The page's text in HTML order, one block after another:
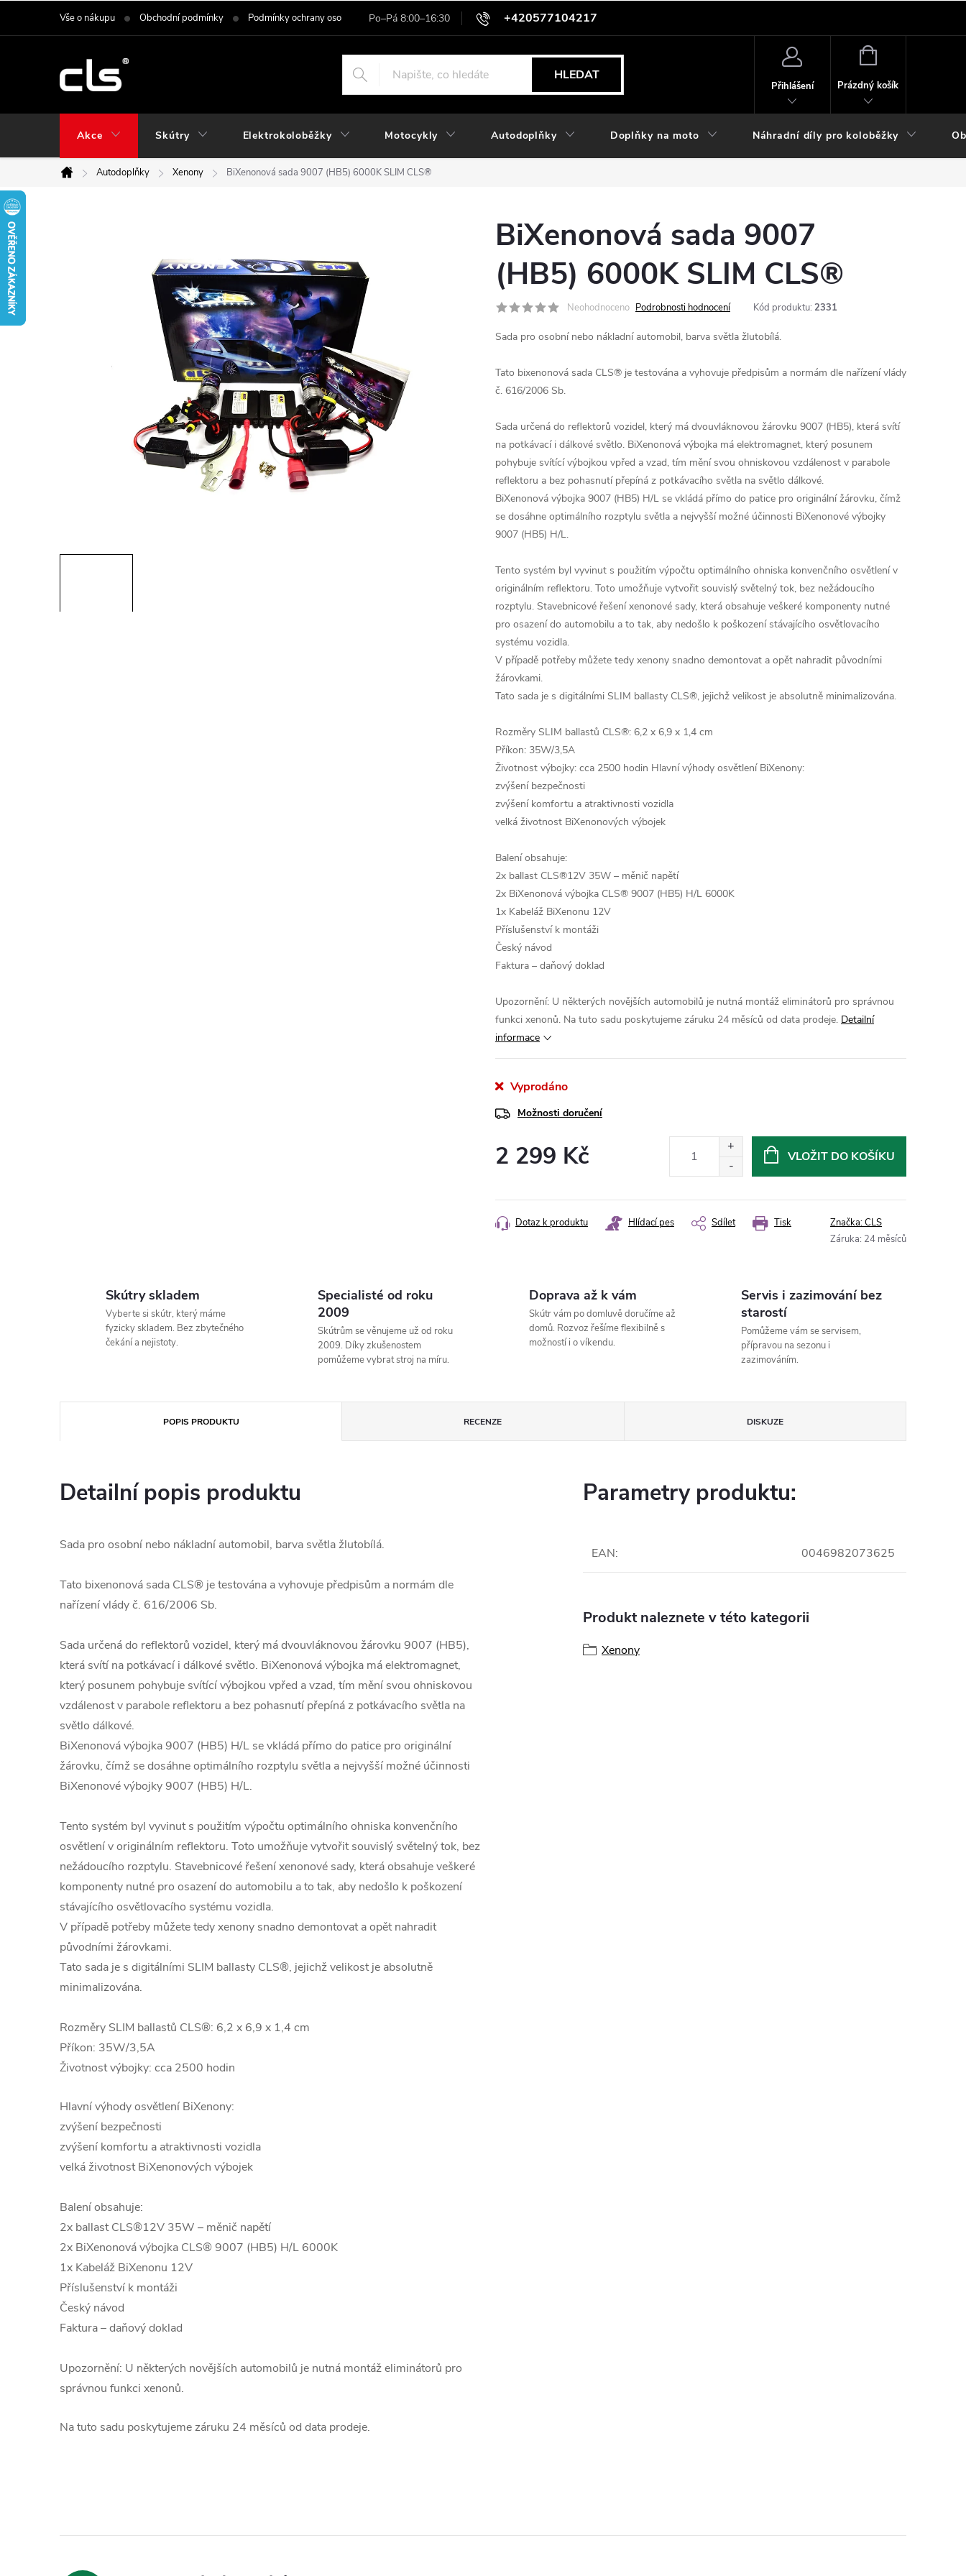
+420577104217
Vše o nákupu Obchodní podmínky Podmínky ochrany osobních údajů
HLEDAT
Přihlášení
NÁKUPNÍ
Prázdný košík
Akce Skútry Elektrokoloběžky Motocykly Autodoplňky Doplňky na moto Náhradní díly pro koloběžky
Domů
Autodoplňky Xenony BiXenonová sada 9007 (HB5) 6000K SLIM CLS®
BiXenonová sada 9007
(HB5) 6000K SLIM CLS®
Neohodnoceno Podrobnosti hodnocení Kód produktu: 2331
Sada pro osobní nebo nákladní automobil, barva světla žlutobílá.
Tato bixenonová sada CLS® je testována a vyhovuje předpisům a normám dle nařízení vlády
č. 616/2006 Sb.
Sada určená do reflektorů vozidel, který má dvouvláknovou žárovku 9007 (HB5), která svítí
na potkávací i dálkové světlo. BiXenonová výbojka má elektromagnet, který posunem
pohybuje svítící výbojkou vpřed a vzad, tím mění svou ohniskovou vzdálenost v parabole
reflektoru a bez pohasnutí přepíná z potkávacího světla na světlo dálkové.
BiXenonová výbojka 9007 (HB5) H/L se vkládá přímo do patice pro originální žárovku, čímž
se dosáhne optimálního rozptylu světla a nejvyšší možné účinnosti BiXenonové výbojky
9007 (HB5) H/L.
Tento systém byl vyvinut s použitím výpočtu optimálního ohniska konvenčního osvětlení v
originálním reflektoru. Toto umožňuje vytvořit souvislý světelný tok, bez nežádoucího
rozptylu. Stavebnicové řešení xenonové sady, která obsahuje veškeré komponenty nutné
pro osazení do automobilu a to tak, aby nedošlo k poškození stávajícího osvětlovacího
systému vozidla.
V případě potřeby můžete tedy xenony snadno demontovat a opět nahradit původními
žárovkami.
Tato sada je s digitálními SLIM ballasty CLS®, jejichž velikost je absolutně minimalizována.
Rozměry SLIM ballastů CLS®: 6,2 x 6,9 x 1,4 cm
Příkon: 35W/3,5A
Životnost výbojky: cca 2500 hodin Hlavní výhody osvětlení BiXenony:
zvýšení bezpečnosti
zvýšení komfortu a atraktivnosti vozidla
velká životnost BiXenonových výbojek
Balení obsahuje:
2x ballast CLS®12V 35W – měnič napětí
2x BiXenonová výbojka CLS® 9007 (HB5) H/L 6000K
1x Kabeláž BiXenonu 12V
Příslušenství k montáži
Český návod
Faktura – daňový doklad
Upozornění: U některých novějších automobilů je nutná montáž eliminátorů pro správnou
funkci xenonů. Na tuto sadu poskytujeme záruku 24 měsíců od data prodeje. Detailní
informace
Vyprodáno
Možnosti doručení
2 299 Kč VLOŽIT DO KOŠÍKU
Tisk
Dotaz k produktu Hlídací pes Sdílet Značka:CLS
Záruka: 24 měsíců
Skútry skladem
Vyberte si skútr, který máme
fyzicky skladem. Bez zbytečného
čekání a nejistoty.
Specialisté od roku
2009
Skútrům se věnujeme už od roku
2009. Díky zkušenostem
pomůžeme vybrat stroj na míru.
Doprava až k vám
Skútr vám po domluvě doručíme až
domů. Rozvoz řešíme flexibilně s
možností i o víkendu.
Servis i zazimování bez
starostí
Pomůžeme vám se servisem,
přípravou na sezonu i
zazimováním.
POPIS PRODUKTU RECENZE DISKUZE
Detailní popis produktu
Sada pro osobní nebo nákladní automobil, barva světla žlutobílá.
Tato bixenonová sada CLS® je testována a vyhovuje předpisům a normám dle
nařízení vlády č. 616/2006 Sb.
Sada určená do reflektorů vozidel, který má dvouvláknovou žárovku 9007 (HB5),
která svítí na potkávací i dálkové světlo. BiXenonová výbojka má elektromagnet,
který posunem pohybuje svítící výbojkou vpřed a vzad, tím mění svou ohniskovou
vzdálenost v parabole reflektoru a bez pohasnutí přepíná z potkávacího světla na
světlo dálkové.
BiXenonová výbojka 9007 (HB5) H/L se vkládá přímo do patice pro originální
žárovku, čímž se dosáhne optimálního rozptylu světla a nejvyšší možné účinnosti
BiXenonové výbojky 9007 (HB5) H/L.
Tento systém byl vyvinut s použitím výpočtu optimálního ohniska konvenčního
osvětlení v originálním reflektoru. Toto umožňuje vytvořit souvislý světelný tok, bez
nežádoucího rozptylu. Stavebnicové řešení xenonové sady, která obsahuje veškeré
komponenty nutné pro osazení do automobilu a to tak, aby nedošlo k poškození
stávajícího osvětlovacího systému vozidla.
V případě potřeby můžete tedy xenony snadno demontovat a opět nahradit
původními žárovkami.
Tato sada je s digitálními SLIM ballasty CLS®, jejichž velikost je absolutně
minimalizována.
Rozměry SLIM ballastů CLS®: 6,2 x 6,9 x 1,4 cm
Příkon: 35W/3,5A
Životnost výbojky: cca 2500 hodin
Hlavní výhody osvětlení BiXenony:
zvýšení bezpečnosti
zvýšení komfortu a atraktivnosti vozidla
velká životnost BiXenonových výbojek
Balení obsahuje:
2x ballast CLS®12V 35W – měnič napětí
2x BiXenonová výbojka CLS® 9007 (HB5) H/L 6000K
1x Kabeláž BiXenonu 12V
Příslušenství k montáži
Český návod
Faktura – daňový doklad
Upozornění: U některých novějších automobilů je nutná montáž eliminátorů pro
správnou funkci xenonů.
Na tuto sadu poskytujeme záruku 24 měsíců od data prodeje.
Parametry produktu:
EAN: 0046982073625
Produkt naleznete v této kategorii
Xenony